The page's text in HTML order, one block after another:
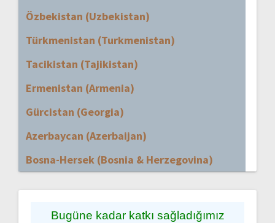
Özbekistan (Uzbekistan)
Türkmenistan (Turkmenistan)
Tacikistan (Tajikistan)
Ermenistan (Armenia)
Gürcistan (Georgia)
Azerbaycan (Azerbaijan)
Bosna-Hersek (Bosnia & Herzegovina)
Bugüne kadar katkı sağladığımız